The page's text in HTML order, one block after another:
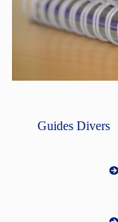
Guides Divers